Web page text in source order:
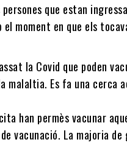
que estan
moment en que els
la Covid que poden
malaltia. Es fa una cerca
han permès vacunar
vacunació. La majoria